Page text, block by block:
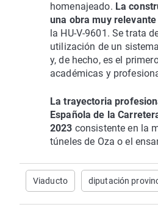
homenajeado. La
una obra muy
la HU-V-9601. Se trata
utilización de un
y, de hecho, es el
académicas y
La trayectoria
Española de la
2023 consistente en la
túneles de Oza o el
Viaducto diputación